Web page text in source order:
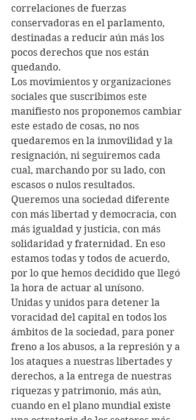
correlaciones de fuerzas
conservadoras en el parlamento,
destinadas a reducir aún más los
pocos derechos que nos están
quedando.
Los movimientos y organizaciones
sociales que suscribimos este
manifiesto nos proponemos cambiar
este estado de cosas, no nos
quedaremos en la inmovilidad y la
resignación, ni seguiremos cada
cual, marchando por su lado, con
escasos o nulos resultados.
Queremos una sociedad diferente
con más libertad y democracia, con
más igualdad y justicia, con más
solidaridad y fraternidad. En eso
estamos todas y todos de acuerdo,
por lo que hemos decidido que llegó
la hora de actuar al unísono.
Unidas y unidos para detener la
voracidad del capital en todos los
ámbitos de la sociedad, para poner
freno a los abusos, a la represión y a
los ataques a nuestras libertades y
derechos, a la entrega de nuestras
riquezas y patrimonio, más aún,
cuando en el plano mundial existe